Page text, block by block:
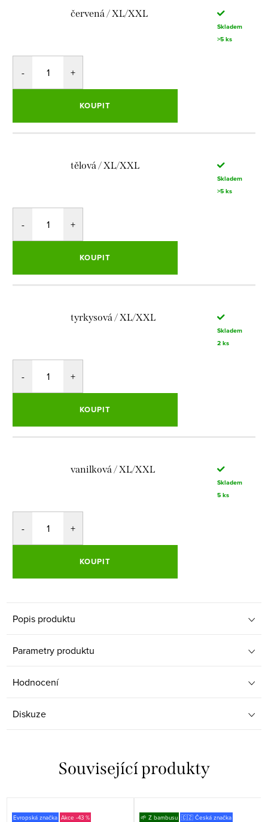
červená / XL/XXL
Skladem
>5 ks
KOUPIT
tělová / XL/XXL
Skladem
>5 ks
KOUPIT
tyrkysová / XL/XXL
Skladem
2 ks
KOUPIT
vanilková / XL/XXL
Skladem
5 ks
KOUPIT
Popis produktu
Parametry produktu
Hodnocení
Diskuze
Související produkty
Evropská značka -43 % 🌱 Z bambusu 🇨🇿 Česká značka